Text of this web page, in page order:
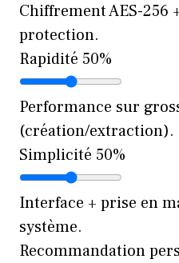
Chiffrement AES-256
protection.
Rapidité 50%
Performance sur
(création/extraction).
Simplicité 50%
Interface + prise en
système.
Recommandation